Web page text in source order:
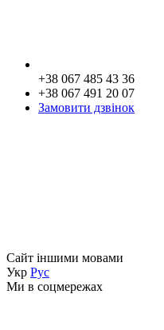
+38 067 485 43 36
+38 067 491 20 07
Замовити дзвінок
Сайт іншими мовами
Укр Рус
Ми в соцмережах